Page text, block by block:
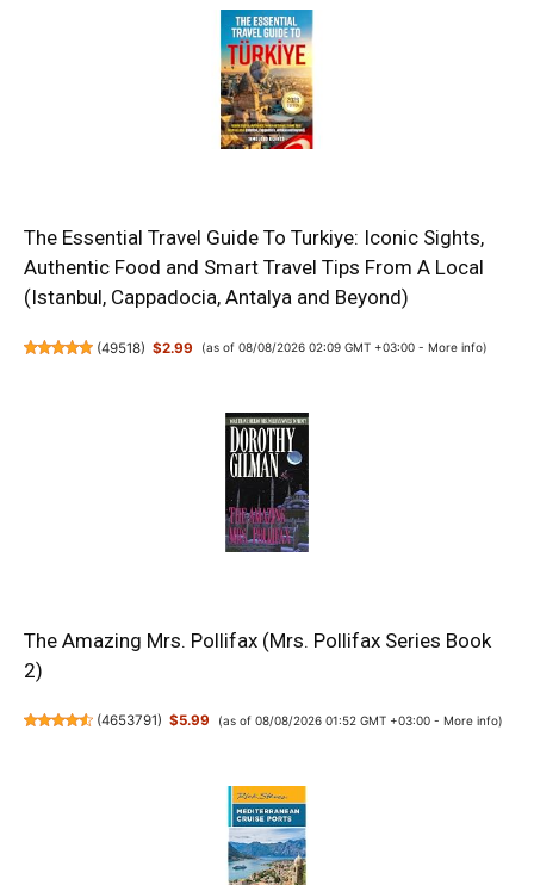
The Essential Travel Guide To Turkiye: Iconic Sights,
Authentic Food and Smart Travel Tips From A Local
(Istanbul, Cappadocia, Antalya and Beyond)
(49518) $2.99 (as of 08/08/2026 02:09 GMT +03:00 - More info)
The Amazing Mrs. Pollifax (Mrs. Pollifax Series Book
2)
(4653791) $5.99 (as of 08/08/2026 01:52 GMT +03:00 - More info)